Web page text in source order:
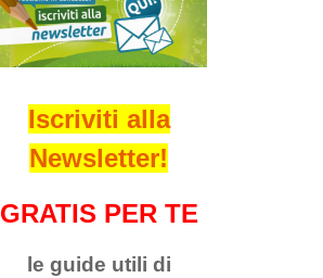
Iscriviti alla
Newsletter!
GRATIS PER TE
le guide utili di